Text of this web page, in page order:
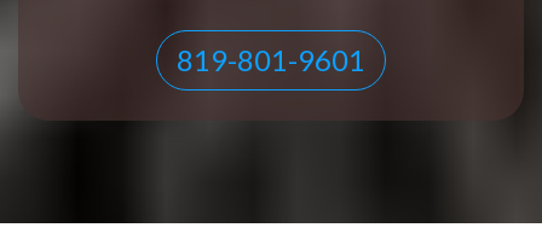
819-801-9601